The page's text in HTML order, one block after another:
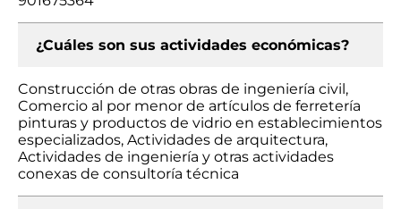
¿Cuáles son sus actividades económicas?
Construcción de otras obras de ingeniería civil,
Comercio al por menor de artículos de ferretería
pinturas y productos de vidrio en establecimientos
especializados, Actividades de arquitectura,
Actividades de ingeniería y otras actividades
conexas de consultoría técnica